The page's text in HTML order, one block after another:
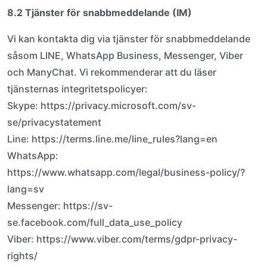
8.2 Tjänster för snabbmeddelande (IM)
Vi kan kontakta dig via tjänster för snabbmeddelande
såsom LINE, WhatsApp Business, Messenger, Viber
och ManyChat. Vi rekommenderar att du läser
tjänsternas integritetspolicyer:
Skype: https://privacy.microsoft.com/sv-
se/privacystatement
Line: https://terms.line.me/line_rules?lang=en
WhatsApp:
https://www.whatsapp.com/legal/business-policy/?
lang=sv
Messenger: https://sv-
se.facebook.com/full_data_use_policy
Viber: https://www.viber.com/terms/gdpr-privacy-
rights/